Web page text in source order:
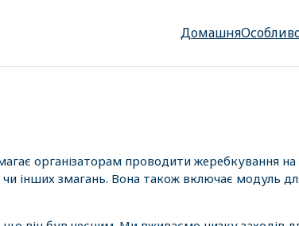
Домашня
організаторам проводити жеребкування на
інших змагань. Вона також включає модуль